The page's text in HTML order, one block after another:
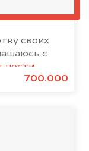
700.000
своих
с